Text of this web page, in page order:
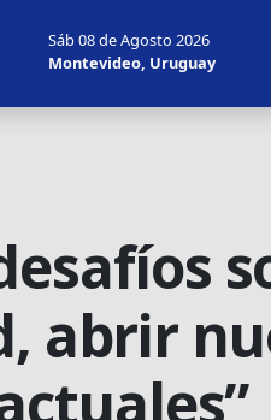
Sáb 08 de Agosto 2026
Montevideo, Uruguay
abrir